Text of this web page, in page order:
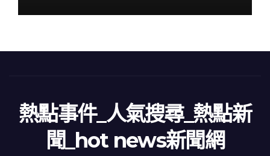
熱點事件_人氣搜尋_熱點新
聞_hot news新聞網